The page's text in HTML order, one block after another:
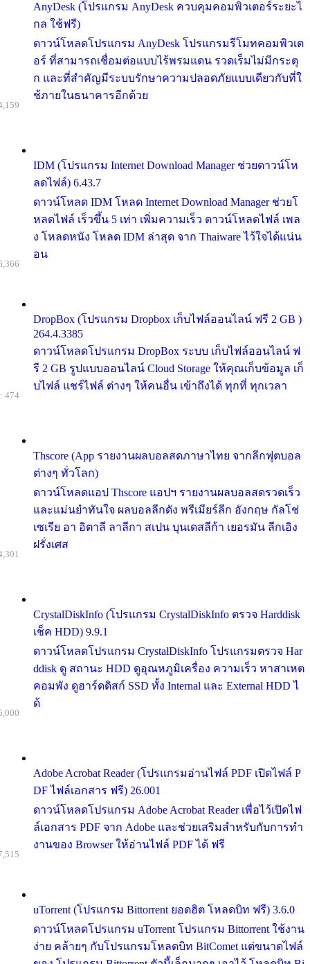
AnyDesk (โปรแกรม AnyDesk ควบคุมคอมพิวเตอร์ระยะไ
กล ใช้ฟรี)
ดาวน์โหลดโปรแกรม AnyDesk โปรแกรมรีโมทคอมพิวเต
อร์ ที่สามารถเชื่อมต่อแบบไร้พรมแดน รวดเร็มไม่มีกระตุ
ก และที่สำคัญมีระบบรักษาความปลอดภัยแบบเดียวกับที่ใ
ช้ภายในธนาคารอีกด้วย
IDM (โปรแกรม Internet Download Manager ช่วยดาวน์โห
ลดไฟล์) 6.43.7
ดาวน์โหลด IDM โหลด Internet Download Manager ช่วยโ
หลดไฟล์ เร็วขึ้น 5 เท่า เพิ่มความเร็ว ดาวน์โหลดไฟล์ เพล
ง โหลดหนัง โหลด IDM ล่าสุด จาก Thaiware ไว้ใจได้แน่น
อน
DropBox (โปรแกรม Dropbox เก็บไฟล์ออนไลน์ ฟรี 2 GB )
264.4.3385
ดาวน์โหลดโปรแกรม DropBox ระบบ เก็บไฟล์ออนไลน์ ฟ
รี 2 GB รูปแบบออนไลน์ Cloud Storage ให้คุณเก็บข้อมูล เก็
บไฟล์ แชร์ไฟล์ ต่างๆ ให้คนอื่น เข้าถึงได้ ทุกที่ ทุกเวลา
Thscore (App รายงานผลบอลสดภาษาไทย จากลีกฟุตบอล
ต่างๆ ทั่วโลก)
ดาวน์โหลดแอป Thscore แอปฯ รายงานผลบอลสดรวดเร็ว
และแม่นยำทันใจ ผลบอลลีกดัง พรีเมียร์ลีก อังกฤษ กัลโช่
เซเรีย อา อิตาลี ลาลีกา สเปน บุนเดสลีก้า เยอรมัน ลีกเอิง
ฝรั่งเศส
474
CrystalDiskInfo (โปรแกรม CrystalDiskInfo ตรวจ Harddisk
เช็ค HDD) 9.9.1
ดาวน์โหลดโปรแกรม CrystalDiskInfo โปรแกรมตรวจ Har
ddisk ดู สถานะ HDD ดูอุณหภูมิเครื่อง ความเร็ว หาสาเหต
คอมพัง ดูฮาร์ดดิสก์ SSD ทั้ง Internal และ External HDD ไ
ด้
Adobe Acrobat Reader (โปรแกรมอ่านไฟล์ PDF เปิดไฟล์ P
DF ไฟล์เอกสาร ฟรี) 26.001
ดาวน์โหลดโปรแกรม Adobe Acrobat Reader เพื่อไว้เปิดไฟ
ล์เอกสาร PDF จาก Adobe และช่วยเสริมสำหรับกับการทำ
งานของ Browser ให้อ่านไฟล์ PDF ได้ ฟรี
uTorrent (โปรแกรม Bittorrent ยอดฮิต โหลดบิท ฟรี) 3.6.0
ดาวน์โหลดโปรแกรม uTorrent โปรแกรม Bittorrent ใช้งาน
ง่าย คล้ายๆ กับโปรแกรมโหลดบิท BitComet แต่ขนาดไฟล์